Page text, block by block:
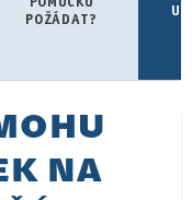
POŽÁDAT?
NA